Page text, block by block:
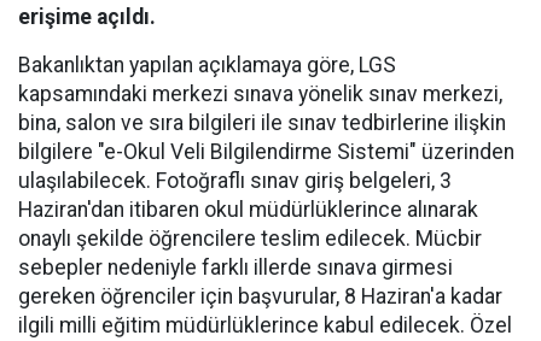
erişime açıldı.
Bakanlıktan yapılan açıklamaya göre, LGS
kapsamındaki merkezi sınava yönelik sınav merkezi,
bina, salon ve sıra bilgileri ile sınav tedbirlerine ilişkin
bilgilere "e-Okul Veli Bilgilendirme Sistemi" üzerinden
ulaşılabilecek. Fotoğraflı sınav giriş belgeleri, 3
Haziran'dan itibaren okul müdürlüklerince alınarak
onaylı şekilde öğrencilere teslim edilecek. Mücbir
sebepler nedeniyle farklı illerde sınava girmesi
gereken öğrenciler için başvurular, 8 Haziran'a kadar
ilgili milli eğitim müdürlüklerince kabul edilecek. Özel